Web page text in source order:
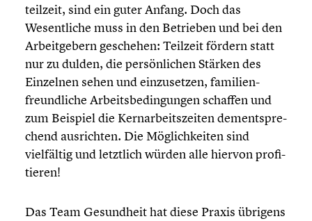
teil­zeit, sind ein guter Anfang. Doch das
Wesent­li­che muss in den Betrieben und bei den
Arbeit­ge­bern geschehen: Teilzeit fördern statt
nur zu dulden, die persön­li­chen Stärken des
Einzelnen sehen und einzu­set­zen, famili­en­
freund­li­che Arbeits­be­din­gun­gen schaffen und
zum Beispiel die Kernar­beits­zei­ten dementspre­
chend ausrich­ten. Die Möglich­kei­ten sind
vielfäl­tig und letztlich würden alle hiervon profi­
tie­ren!
Das Team Gesund­heit hat diese Praxis übrigens